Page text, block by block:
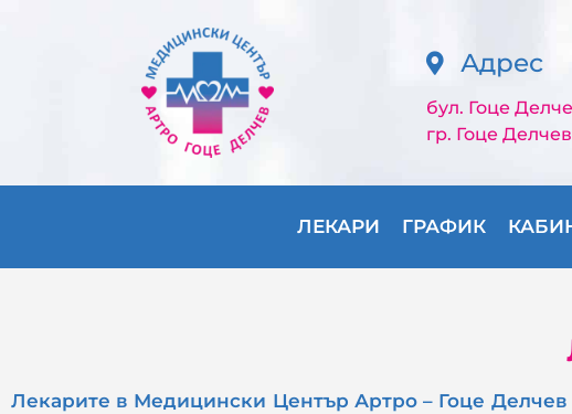
Адрес
бул. Гоце
гр. Гоце Делчев
ЛЕКАРИ ГРАФИК
Лекарите в Медицински Център Артро – Гоце